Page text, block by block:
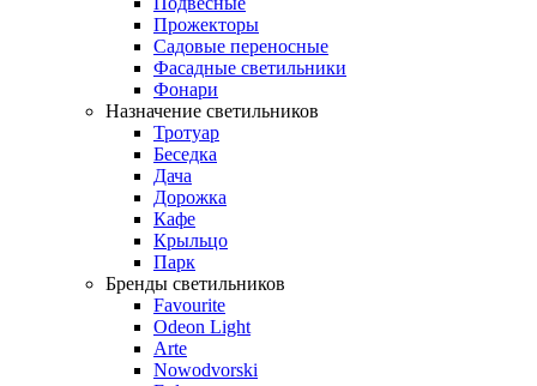
Прожекторы
Садовые переносные
Фасадные светильники
Фонари
Назначение светильников
Тротуар
Беседка
Дача
Дорожка
Кафе
Крыльцо
Парк
Бренды светильников
Favourite
Odeon Light
Arte
Nowodvorski